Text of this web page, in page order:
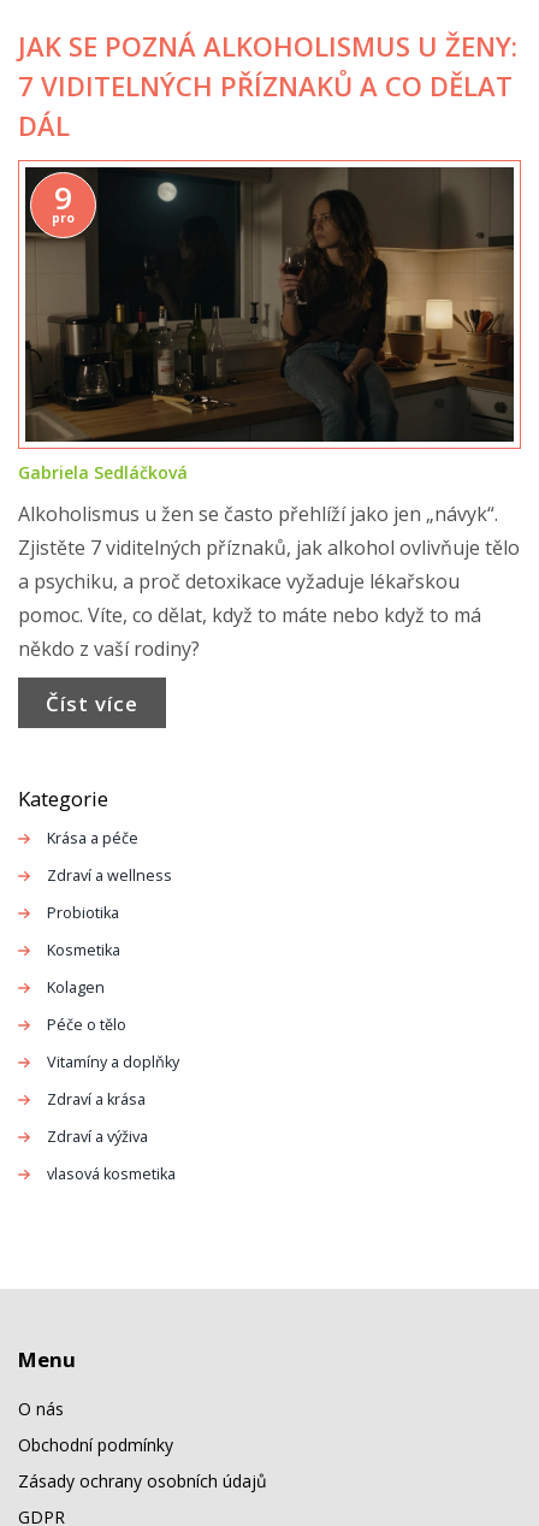
JAK SE POZNÁ ALKOHOLISMUS U ŽENY:
7 VIDITELNÝCH PŘÍZNAKŮ A CO DĚLAT
DÁL
9
pro
Gabriela Sedláčková
Alkoholismus u žen se často přehlíží jako jen „návyk“.
Zjistěte 7 viditelných příznaků, jak alkohol ovlivňuje tělo
a psychiku, a proč detoxikace vyžaduje lékařskou
pomoc. Víte, co dělat, když to máte nebo když to má
někdo z vaší rodiny?
Číst více
Kategorie
Krása a péče
Zdraví a wellness
Probiotika
Kosmetika
Kolagen
Péče o tělo
Vitamíny a doplňky
Zdraví a krása
Zdraví a výživa
vlasová kosmetika
Menu
O nás
Obchodní podmínky
Zásady ochrany osobních údajů
GDPR